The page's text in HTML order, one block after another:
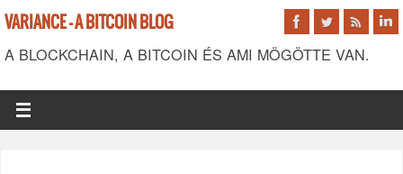
VARIANCE - A BITCOIN BLOG
A BLOCKCHAIN, A BITCOIN ÉS AMI MÖGÖTTE VAN.